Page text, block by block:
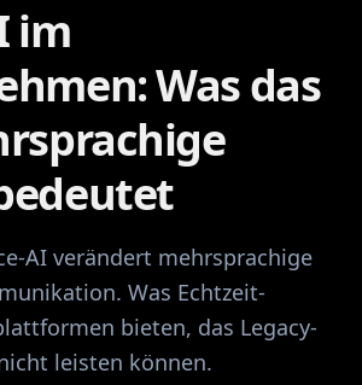
im
Was das
AI verändert mehrsprachige
Was Echtzeit-
bieten, das Legacy-
leisten können.